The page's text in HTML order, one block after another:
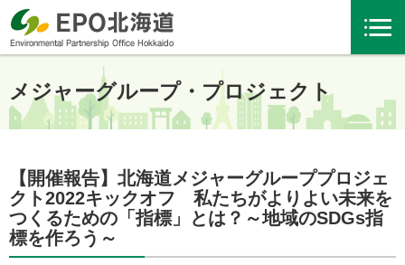
メジャーグループ・プロジェクト
【開催報告】北海道メジャーグループプロジェ
クト2022キックオフ 私たちがよりよい未来を
つくるための「指標」とは？～地域のSDGs指
標を作ろう～